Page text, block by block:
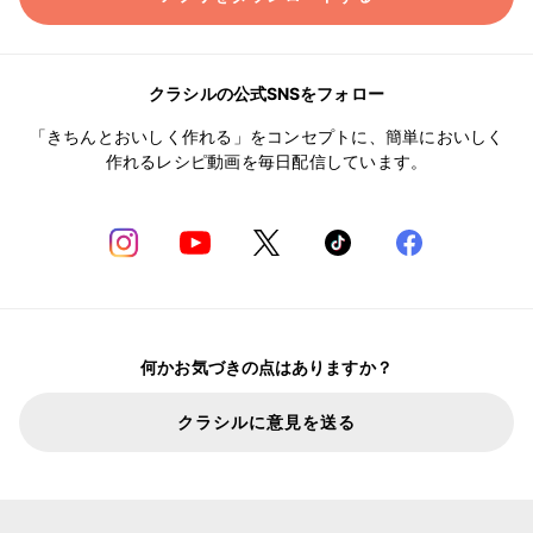
クラシルの公式SNSをフォロー
「きちんとおいしく作れる」をコンセプトに、簡単においしく
作れるレシピ動画を毎日配信しています。
何かお気づきの点はありますか？
クラシルに意見を送る